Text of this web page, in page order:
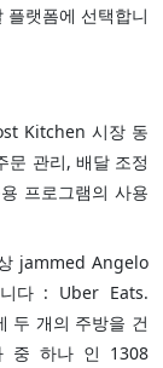
플랫폼에 선택합니
Kitchen 시장 동
문 관리, 배달 조정
프로그램의 사용
jammed Angelo
다 : Uber Eats.
두 개의 주방을 건
중 하나 인 1308